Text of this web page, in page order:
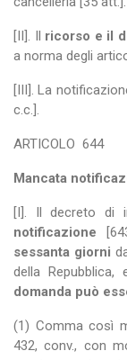
[II]. Il ricorso e il
a norma degli
[III]. La
c.c.].
ARTICOLO 644
Mancata
[I]. Il decreto di
notificazione
sessanta giorni
della
domanda può
(1) Comma così
432, conv., con